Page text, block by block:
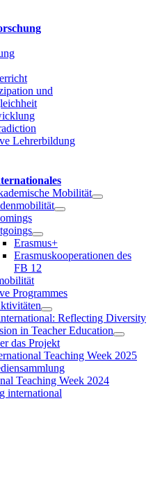
und
Lehrerbildung
Mobilität
Erasmus+
Erasmuskooperationen des
FB 12
Programmes
Reflecting Diversity
in Teacher Education
das Projekt
Teaching Week 2025
Teaching Week 2024
international